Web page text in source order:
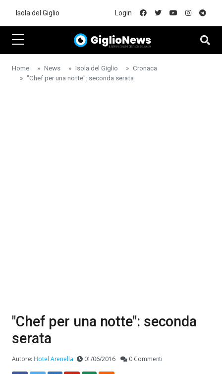
Isola del Giglio Login
Home News Isola del Giglio
Cronaca
"Chef per una notte": seconda serata
"Chef per una notte": seconda
serata
Autore:Hotel Arenella 01/06/2016 0 Commenti